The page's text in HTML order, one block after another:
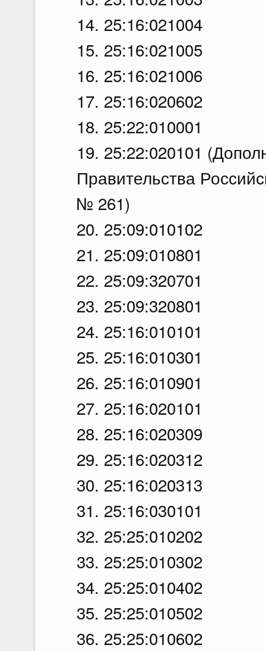
14. 25:16:021004
15. 25:16:021005
16. 25:16:021006
17. 25:16:020602
18. 25:22:010001
19. 25:22:020101
Правительства
№ 261)
20. 25:09:010102
21. 25:09:010801
22. 25:09:320701
23. 25:09:320801
24. 25:16:010101
25. 25:16:010301
26. 25:16:010901
27. 25:16:020101
28. 25:16:020309
29. 25:16:020312
30. 25:16:020313
31. 25:16:030101
32. 25:25:010202
33. 25:25:010302
34. 25:25:010402
35. 25:25:010502
36. 25:25:010602